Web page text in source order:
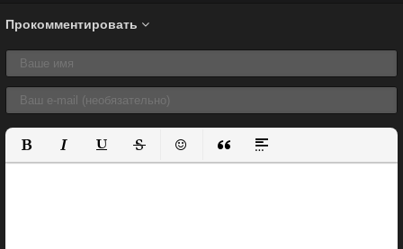
Прокомментировать
Полужирный
КурсивПодчеркнутый
ЗачеркнутыйВставить смайлик
Вставка цитаты
Вставка спойлера